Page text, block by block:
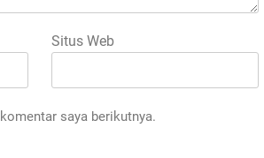
Situs Web
saya berikutnya.